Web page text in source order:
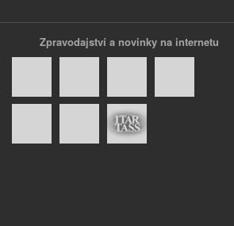
Zpravodajství a novinky na internetu